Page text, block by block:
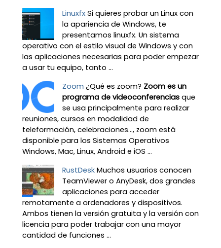
Linuxfx Si quieres probar un Linux con
la apariencia de Windows, te
presentamos linuxfx. Un sistema
operativo con el estilo visual de Windows y con
las aplicaciones necesarias para poder empezar
a usar tu equipo, tanto ...
Zoom ¿Qué es zoom? Zoom es un
programa de videoconferenciasque
se usa principalmente para realizar
reuniones, cursos en modalidad de
teleformación, celebraciones…, zoom está
disponible para los Sistemas Operativos
Windows, Mac, Linux, Android e iOS ...
RustDesk Muchos usuarios conocen
TeamViewer o AnyDesk, dos grandes
aplicaciones para acceder
remotamente a ordenadores y dispositivos.
Ambos tienen la versión gratuita y la versión con
licencia para poder trabajar con una mayor
cantidad de funciones ...